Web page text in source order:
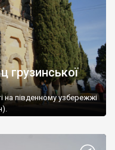
грузинської
південному узбережжі